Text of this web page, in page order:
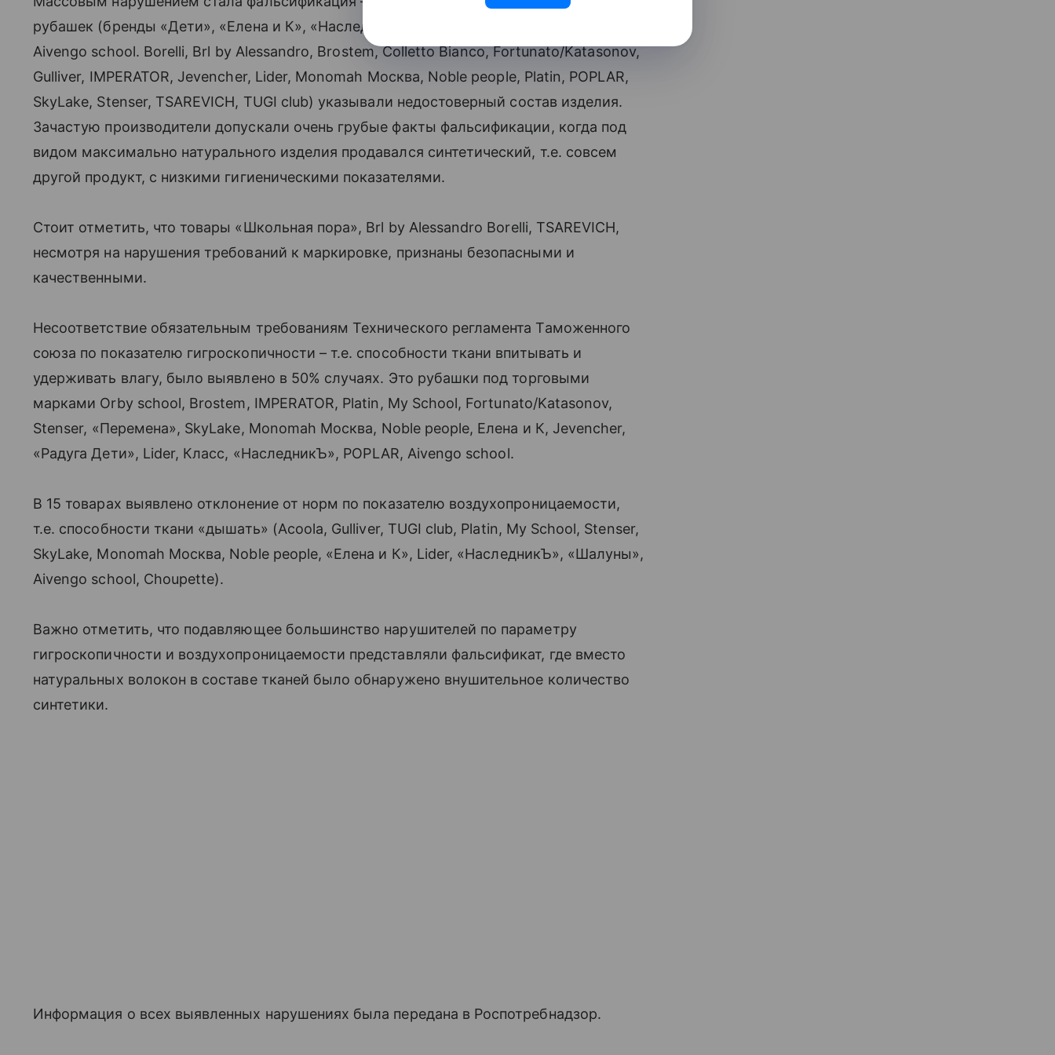
рубашек (бренды «Дети», «Елена и К», «НаследникЪ
Aivengo school. Borelli, Brl by Alessandro, Brostem, Colletto Bianco, Fortunato/Katasonov,
Gulliver, IMPERATOR, Jevencher, Lider, Monomah Москва, Noble people, Platin, POPLAR,
SkyLake, Stenser, TSAREVICH, TUGI club) указывали недостоверный состав изделия.
Зачастую производители допускали очень грубые факты фальсификации, когда под
видом максимально натурального изделия продавался синтетический, т.е. совсем
другой продукт, с низкими гигиеническими показателями.
Стоит отметить, что товары «Школьная пора», Brl by Alessandro Borelli, TSAREVICH,
несмотря на нарушения требований к маркировке, признаны безопасными и
качественными.
Несоответствие обязательным требованиям Технического регламента Таможенного
союза по показателю гигроскопичности – т.е. способности ткани впитывать и
удерживать влагу, было выявлено в 50% случаях. Это рубашки под торговыми
марками Orby school, Brostem, IMPERATOR, Platin, My School, Fortunato/Katasonov,
Stenser, «Перемена», SkyLake, Monomah Москва, Noble people, Елена и К, Jevencher,
«Радуга Дети», Lider, Класс, «НаследникЪ», POPLAR, Aivengo school.
В 15 товарах выявлено отклонение от норм по показателю воздухопроницаемости,
т.е. способности ткани «дышать» (Acoola, Gulliver, TUGI club, Platin, My School, Stenser,
SkyLake, Monomah Москва, Noble people, «Елена и К», Lider, «НаследникЪ», «Шалуны»,
Aivengo school, Choupette).
Важно отметить, что подавляющее большинство нарушителей по параметру
гигроскопичности и воздухопроницаемости представляли фальсификат, где вместо
натуральных волокон в составе тканей было обнаружено внушительное количество
синтетики.
Информация о всех выявленных нарушениях была передана в Роспотребнадзор.